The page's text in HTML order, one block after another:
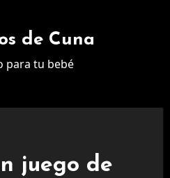
de Cuna
para tu bebé
juego de